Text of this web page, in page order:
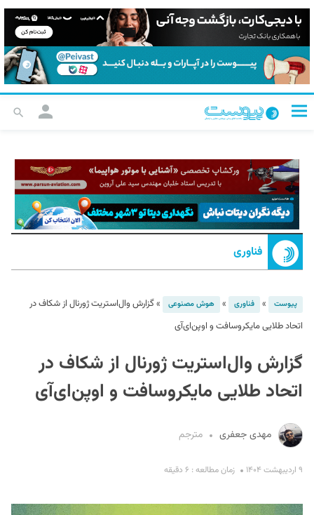
فناوری
پیوست » فناوری » هوش مصنوعی »گزارش وال‌استریت ژورنال از شکاف در
اتحاد طلایی مایکروسافت و اوپن‌ای‌آی
گزارش وال‌استریت ژورنال از شکاف در
اتحاد طلایی مایکروسافت و اوپن‌ای‌آی
مهدی جعفری مترجم
۹ اردیبهشت ۱۴۰۴ زمان مطالعه : ۶ دقیقه